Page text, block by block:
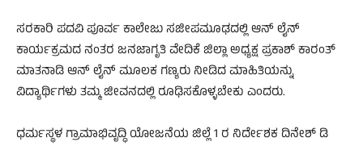
ಸರಕಾರಿ ಪದವಿ ಪೂರ್ವ ಕಾಲೇಜು ಸಜೀಪಮೂಢದಲ್ಲಿ ಆನ್ ಲೈನ್
ಕಾರ್ಯಕ್ರಮದ ನಂತರ ಜನಜಾಗೃತಿ ವೇದಿಕೆ ಜಿಲ್ಲಾ ಅಧ್ಯಕ್ಷ ಪ್ರಕಾಶ್ ಕಾರಂತ್
ಮಾತನಾಡಿ ಆನ್ ಲೈನ್ ಮೂಲಕ ಗಣ್ಯರು ನೀಡಿದ ಮಾಹಿತಿಯನ್ನು
ವಿದ್ಯಾರ್ಥಿಗಳು ತಮ್ಮ ಜೀವನದಲ್ಲಿ ರೂಢಿಸಕೊಳ್ಳಬೇಕು ಎಂದರು.
ಧರ್ಮಸ್ಥಳ ಗ್ರಾಮಾಭಿವೃದ್ಧಿ ಯೋಜನೆಯ ಜಿಲ್ಲೆ 1 ರ ನಿರ್ದೇಶಕ ದಿನೇಶ್ ಡಿ